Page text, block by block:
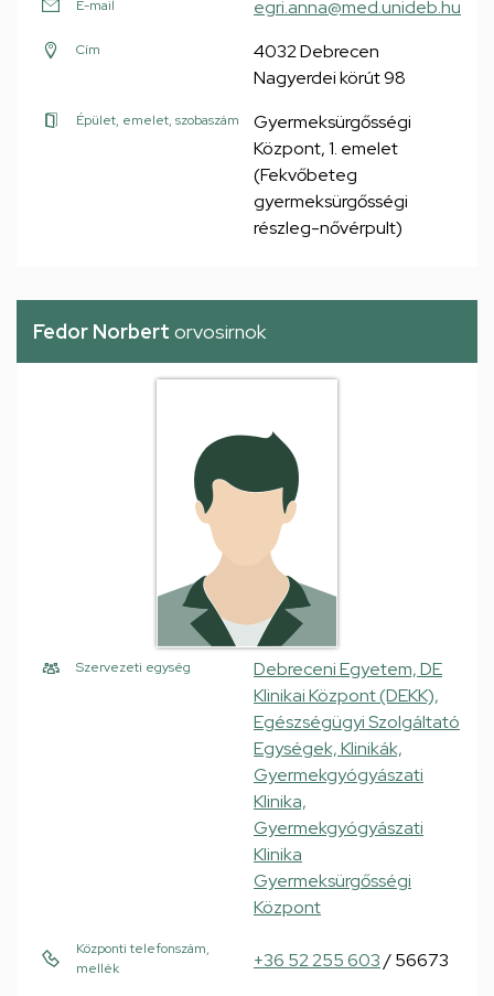
E-mail egri.anna@med.unideb.hu
Cím
4032 Debrecen
Nagyerdei körút 98
Épület, emelet, szobaszám
Gyermeksürgősségi
Központ, 1. emelet
(Fekvőbeteg
gyermeksürgősségi
részleg-nővérpult)
Fedor Norbert orvosirnok
Szervezeti egység
Debreceni Egyetem, DE
Klinikai Központ (DEKK),
Egészségügyi Szolgáltató
Egységek, Klinikák,
Gyermekgyógyászati
Klinika,
Gyermekgyógyászati
Klinika
Gyermeksürgősségi
Központ
Központi telefonszám,
mellék
+36 52 255 603/ 56673